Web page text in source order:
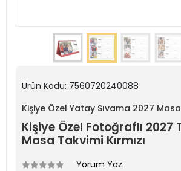
Ürün Kodu: 7560720240088
Kişiye Özel Yatay Sıvama 2027
Kişiye Özel Fotoğraflı 2027
Masa Takvimi Kırmızı
Yorum Yaz